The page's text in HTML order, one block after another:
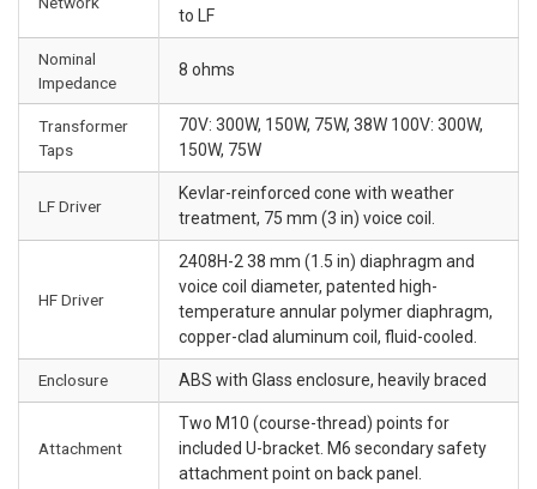
to LF
Nominal
Impedance
8 ohms
Transformer
Taps
70V: 300W, 150W, 75W, 38W 100V: 300W,
150W, 75W
LF Driver
Kevlar-reinforced cone with weather
treatment, 75 mm (3 in) voice coil.
HF Driver
2408H-2 38 mm (1.5 in) diaphragm and
voice coil diameter, patented high-
temperature annular polymer diaphragm,
copper-clad aluminum coil, fluid-cooled.
Enclosure ABS with Glass enclosure, heavily braced
Attachment
Two M10 (course-thread) points for
included U-bracket. M6 secondary safety
attachment point on back panel.